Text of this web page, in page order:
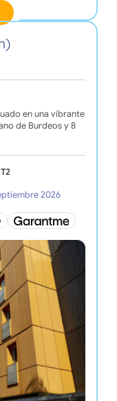
en una vibrante
de Burdeos y 8
T2
2026